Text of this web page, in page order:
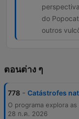
do
outros
ตอนต่าง ๆ
778 - Catástrofes
28 ก.ค. 2026